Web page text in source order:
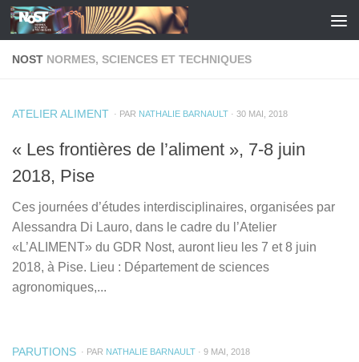
Skip to content
NOST NORMES, SCIENCES ET TECHNIQUES
ATELIER ALIMENT · PAR NATHALIE BARNAULT · 30 MAI, 2018
« Les frontières de l’aliment », 7-8 juin
2018, Pise
Ces journées d’études interdisciplinaires, organisées par
Alessandra Di Lauro, dans le cadre du l’Atelier
«L’ALIMENT» du GDR Nost, auront lieu les 7 et 8 juin
2018, à Pise. Lieu : Département de sciences
agronomiques,...
PARUTIONS · PAR NATHALIE BARNAULT · 9 MAI, 2018